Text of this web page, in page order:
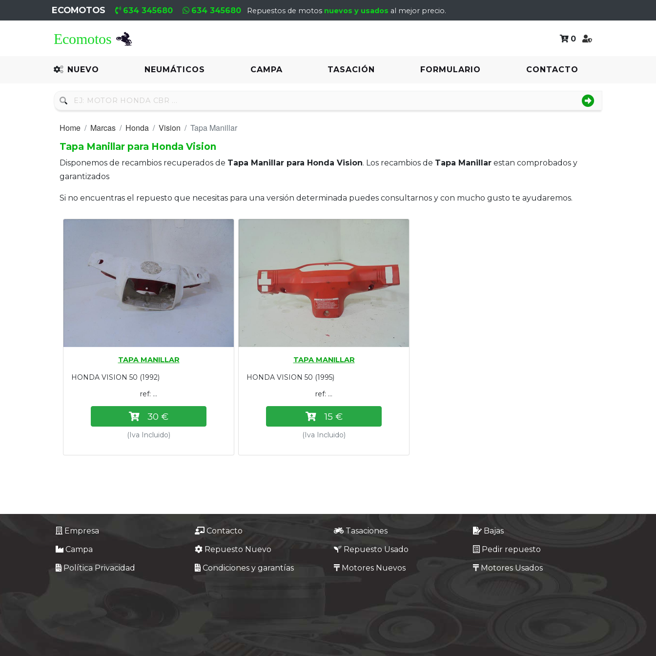
ECOMOTOS 634 345680 634 345680 Repuestos de motos nuevos y usados al mejor precio.
0
NUEVO NEUMÁTICOS CAMPA TASACIÓN FORMULARIO CONTACTO
Recambio
Neumáticos
Motores
Home Marcas Honda Vision
Tapa Manillar
Tapa Manillar para Honda Vision
Disponemos de recambios recuperados de Tapa Manillar para Honda Vision. Los recambios de Tapa Manillar estan comprobados y
garantizados
Si no encuentras el repuesto que necesitas para una versión determinada puedes consultarnos y con mucho gusto te ayudaremos.
TAPA MANILLAR
HONDA VISION 50 (1992)
ref: ...
30 €
(Iva Incluido)
TAPA MANILLAR
HONDA VISION 50 (1995)
ref: ...
15 €
(Iva Incluido)
Empresa Contacto Tasaciones
Bajas
Campa
Repuesto Nuevo Repuesto Usado
Pedir repuesto
Política Privacidad
Condiciones y garantías Motores Nuevos Motores Usados